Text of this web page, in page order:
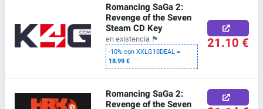
Romancing SaGa 2:
Revenge of the Seven
Steam CD Key
en existencia 🏴
-10% con XXLG10DEAL =
18.99 €
21.10 €
Romancing SaGa 2:
Revenge of the Seven